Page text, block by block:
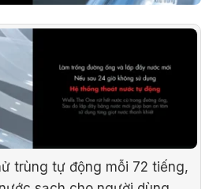
trùng tự động mỗi 72 tiếng,